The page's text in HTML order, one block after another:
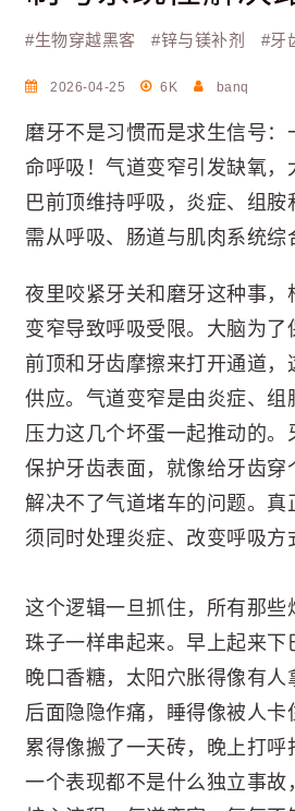
#生物穿越黑客 #锌与镁补剂 #牙
2026-04-25 6K banq
磨牙不是习惯而是求生信号：
命呼吸！气道变窄引发缺氧，
巴前顶维持呼吸，炎症、组胺
需从呼吸、肠道与肌肉系统综
夜里咬紧牙关和磨牙这种事，
变窄导致呼吸受限。大脑为了
前顶和牙齿摩擦来打开通道，
供应。气道变窄是由炎症、组
压力这几个坏蛋一起推动的。
保护牙齿表面，就像给牙齿穿
解决不了气道堵车的问题。真
须同时处理炎症、改变呼吸方
这个逻辑一旦抓住，所有那些
珠子一样串起来。早上起来下
晚口香糖，太阳穴胀得像有人
后面隐隐作痛，睡得像被人卡
累得像搬了一天砖，晚上打呼
一个表现都不是什么独立事故